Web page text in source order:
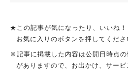
★この記事が気になったり、いいね
お気に入りのボタンを押してくださ
※記事に掲載した内容は公開日時点
がありますので、お出かけ、サー